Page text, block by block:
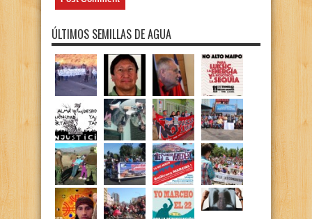
ÚLTIMOS SEMILLAS DE AGUA